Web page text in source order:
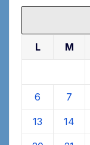
L M
6 7
13 14